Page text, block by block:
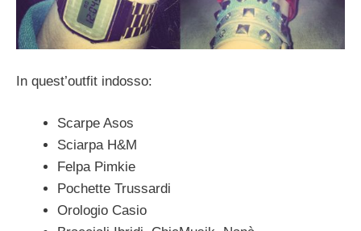
In quest’outfit indosso:
Scarpe Asos
Sciarpa H&M
Felpa Pimkie
Pochette Trussardi
Orologio Casio